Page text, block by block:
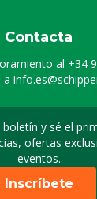
Contacta
al +34
a
y sé el
ofertas
eventos.
Inscríbete